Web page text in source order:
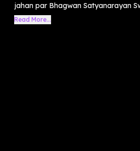
jahan par Bhagwan Satyanarayan
Read More...